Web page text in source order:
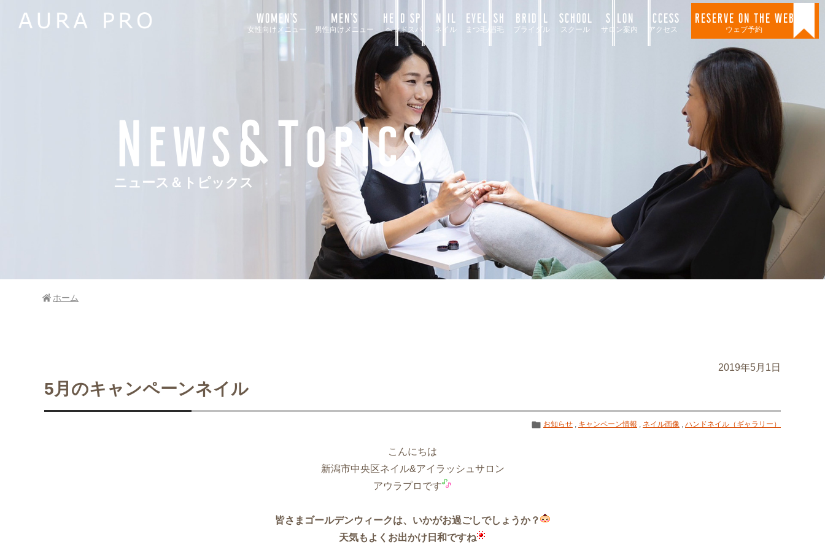
WOMEN’S
女性向けメニュー
MEN’S
男性向けメニュー
HEAD SPA
ヘッドスパ
NAIL
ネイル
EYELASH
まつ毛/眉毛
BRIDAL
ブライダル
SCHOOL
スクール
SALON
サロン案内
ACCESS
アクセス
RESERVE ON THE WEB
ウェブ予約
News&Topics
ニュース＆トピックス
ホーム
2019年5月1日
5月のキャンペーンネイル
お知らせ , キャンペーン情報 , ネイル画像 , ハンドネイル（ギャラリー）
こんにちは
新潟市中央区ネイル&アイラッシュサロン
アウラプロです
皆さまゴールデンウィークは、いかがお過ごしでしょうか？
天気もよくお出かけ日和ですね